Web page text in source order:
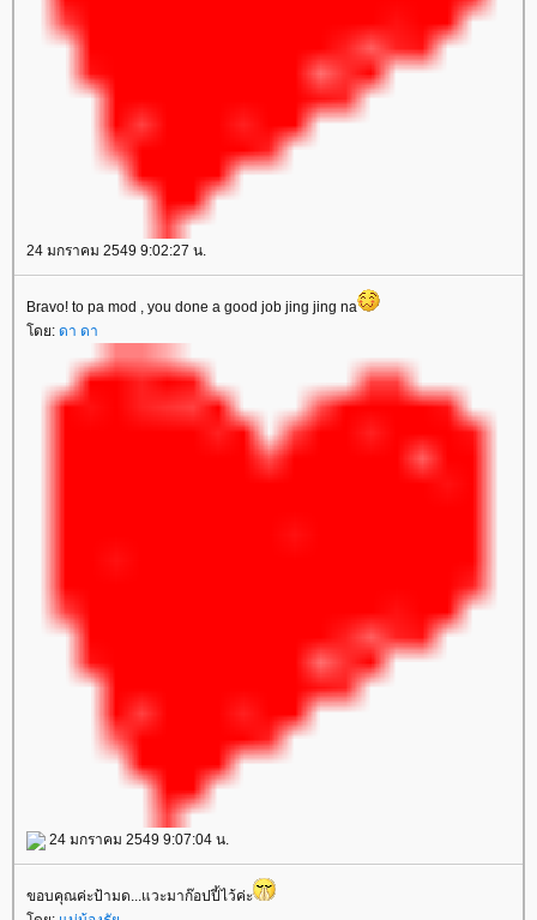
24 มกราคม 2549 9:02:27 น.
Bravo! to pa mod , you done a good job jing jing na
ดย: ดา ดา
24 มกราคม 2549 9:07:04 น.
ขอบคุณค่ะป้ามด...แวะมาก๊อปปี้ไว้ค่ะ